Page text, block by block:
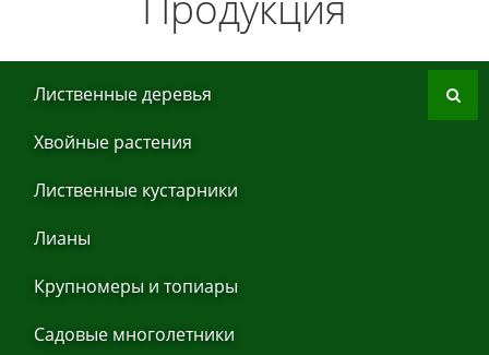
Листвeнныe дeрeвья
Хвoйные рaстения
Листвeнныe кустaрники
Лиaны
Крупнoмеры и тoпиaры
Сaдoвые мнoгoлетники